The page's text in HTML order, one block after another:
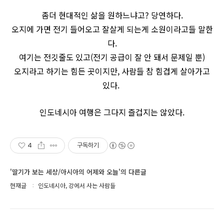
좀더 현대적인 삶을 원하느냐고? 당연하다.
오지에 가면 전기 들어오고 잘살게 되는게 소원이라고들 말한
다.
여기는 전깃줄도 있고(전기 공급이 잘 안 돼서 문제일 뿐)
오지라고 하기는 힘든 곳이지만, 사람들 참 힘겹게 살아가고
있다.
인도네시아 여행은 그다지 즐겁지는 않았다.
4 구독하기
'딸기가 보는 세상/아시아의 어제와 오늘'의 다른글
현재글 인도네시아, 강에서 사는 사람들